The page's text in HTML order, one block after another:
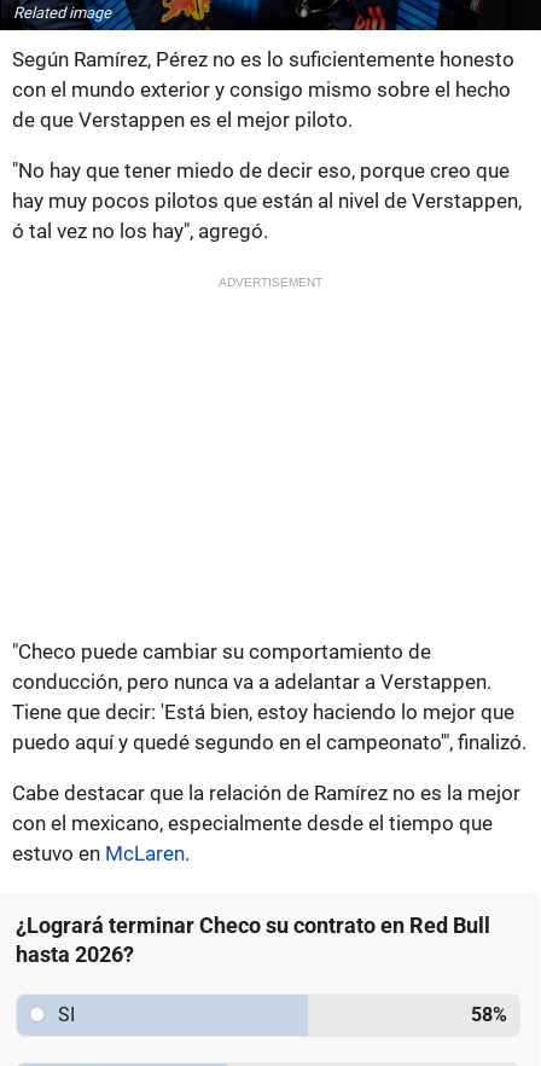
Related image
Según Ramírez, Pérez no es lo suficientemente honesto
con el mundo exterior y consigo mismo sobre el hecho
de que Verstappen es el mejor piloto.
"No hay que tener miedo de decir eso, porque creo que
hay muy pocos pilotos que están al nivel de Verstappen,
ó tal vez no los hay", agregó.
ADVERTISEMENT
"Checo puede cambiar su comportamiento de
conducción, pero nunca va a adelantar a Verstappen.
Tiene que decir: 'Está bien, estoy haciendo lo mejor que
puedo aquí y quedé segundo en el campeonato'", finalizó.
Cabe destacar que la relación de Ramírez no es la mejor
con el mexicano, especialmente desde el tiempo que
estuvo en McLaren.
¿Logrará terminar Checo su contrato en Red Bull
hasta 2026?
SI 58%